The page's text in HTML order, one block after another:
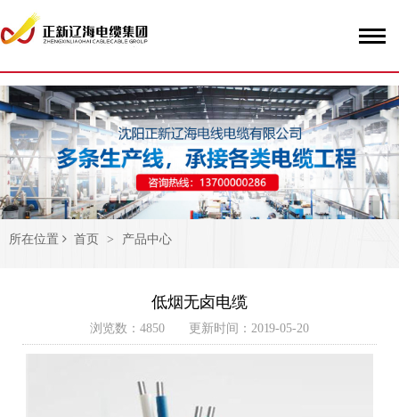
所在位置 首页 > 产品中心
低烟无卤电缆
浏览数：4850 更新时间：2019-05-20